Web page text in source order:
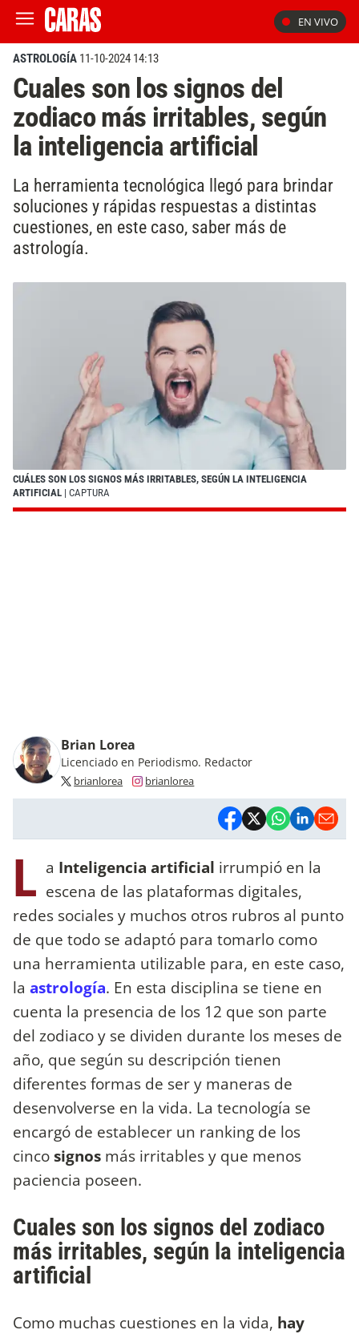
EN VIVO
ASTROLOGÍA 11-10-2024 14:13
Cuales son los signos del
zodiaco más irritables, según
la inteligencia artificial
La herramienta tecnológica llegó para brindar
soluciones y rápidas respuestas a distintas
cuestiones, en este caso, saber más de
astrología.
CUÁLES SON LOS SIGNOS MÁS IRRITABLES, SEGÚN LA INTELIGENCIA
ARTIFICIAL | CAPTURA
Brian Lorea
Licenciado en Periodismo. Redactor
brianlorea brianlorea
L a Inteligencia artificial irrumpió en la
escena de las plataformas digitales,
redes sociales y muchos otros rubros al punto
de que todo se adaptó para tomarlo como
una herramienta utilizable para, en este caso,
la astrología. En esta disciplina se tiene en
cuenta la presencia de los 12 que son parte
del zodiaco y se dividen durante los meses de
año, que según su descripción tienen
diferentes formas de ser y maneras de
desenvolverse en la vida. La tecnología se
encargó de establecer un ranking de los
cincosignos más irritables y que menos
paciencia poseen.
Cuales son los signos del zodiaco
más irritables, según la inteligencia
artificial
Como muchas cuestiones en la vida, hay